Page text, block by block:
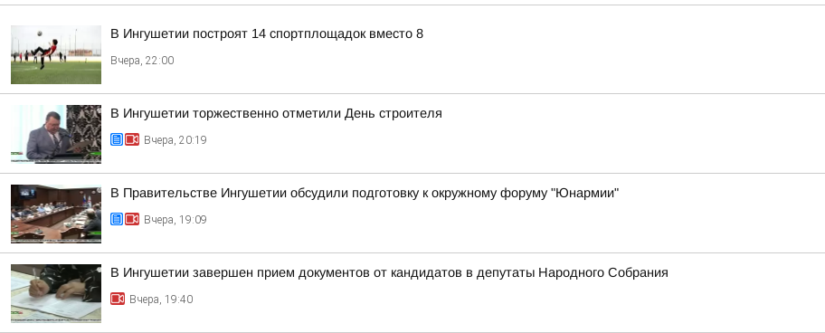
В Ингушетии построят 14 спортплощадок вместо 8
Вчера, 22:00
В Ингушетии торжественно отметили День строителя
Вчера, 20:19
В Правительстве Ингушетии обсудили подготовку к окружному форуму "Юнармии"
Вчера, 19:09
В Ингушетии завершен прием документов от кандидатов в депутаты Народного Собрания
Вчера, 19:40